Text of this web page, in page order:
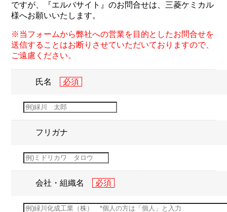
ですが、『エルバサイト』のお問合せは、三菱ケミカル
様へお願いいたします。
※当フォームから弊社への営業を目的としたお問合せを
送信することはお断りさせていただいておりますので、
ご遠慮ください。
氏名
フリガナ
会社・組織名